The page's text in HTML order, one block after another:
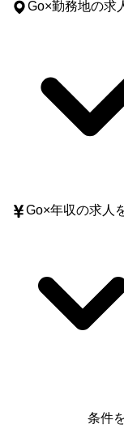
Go×勤務地の求
Go×年収の求人
条件